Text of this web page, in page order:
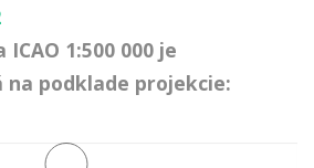
1:500 000 je
podklade projekcie: